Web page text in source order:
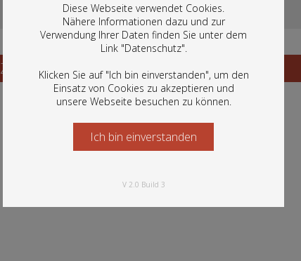
Diese Webseite verwendet Cookies.
Nähere Informationen dazu und zur
Verwendung Ihrer Daten finden Sie unter dem
Link "Datenschutz".
Klicken Sie auf "Ich bin einverstanden", um den
Einsatz von Cookies zu akzeptieren und
unsere Webseite besuchen zu können.
In diesem Portal finden Sie die digitalen
Bestände der Österreichischen
Grafiken und vieles mehr.
Ich bin einverstanden
Starten Sie jetzt
V 2.0 Build 3
Zum Katalogisat Zur Vorschau